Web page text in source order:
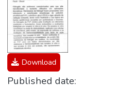
Download
Published date: